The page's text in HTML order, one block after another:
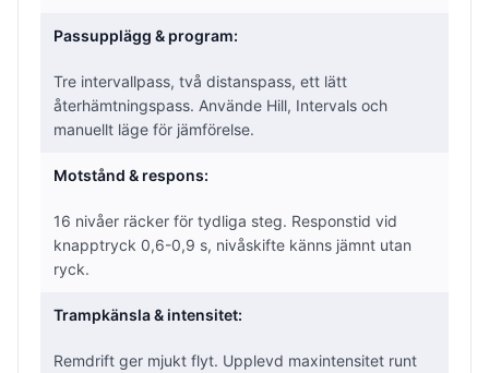
Passupplägg & program:
Tre intervallpass, två distanspass, ett lätt
återhämtningspass. Använde Hill, Intervals och
manuellt läge för jämförelse.
Motstånd & respons:
16 nivåer räcker för tydliga steg. Responstid vid
knapptryck 0,6-0,9 s, nivåskifte känns jämnt utan
ryck.
Trampkänsla & intensitet:
Remdrift ger mjukt flyt. Upplevd maxintensitet runt